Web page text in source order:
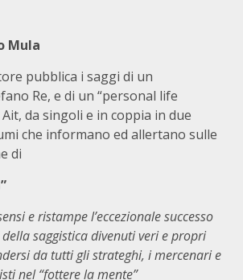
Mula
pubblica i saggi di un
Re, e di un “personal life
da singoli e in coppia in due
che informano ed allertano sulle
di
e ristampe l’eccezionale successo
saggistica divenuti veri e propri
da tutti gli strateghi, i mercenari e
nel “fottere la mente”